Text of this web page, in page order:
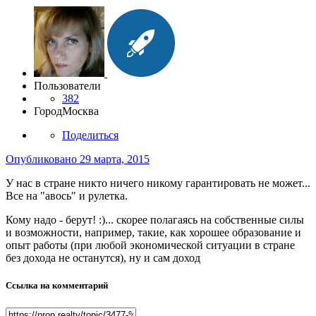
Пользователи
382
ГородМосква
Поделиться
Опубликовано 29 марта, 2015
У нас в стране никто ничего никому гарантировать не может...
Все на "авось" и рулетка.
Кому надо - берут! :)... скорее полагаясь на собственные силы
и возможности, например, такие, как хорошее образование и
опыт работы (при любой экономической ситуации в стране
без дохода не останутся), ну и сам доход
Ссылка на комментарий